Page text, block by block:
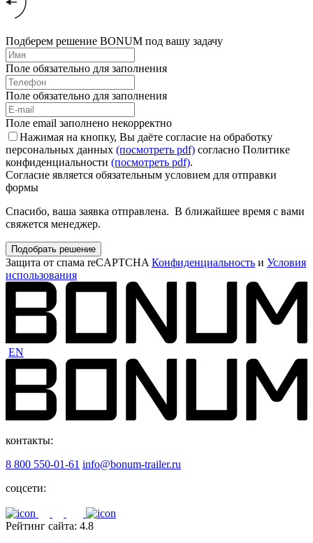
Подберем решение BONUM под вашу задачу
Поле обязательно для заполнения
Поле обязательно для заполнения
Поле email заполнено некорректно
Нажимая на кнопку, Вы даёте согласие на обработку
персональных данных (посмотреть pdf) согласно Политике
конфиденциальности (посмотреть pdf).
Согласие является обязательным условием для отправки
формы
Спасибо, ваша заявка отправлена. В ближайшее время с вами
свяжется менеджер.
Подобрать решение
Защита от спама reCAPTCHA Конфиденциальность и Условия
использования
EN
контакты:
8 800 550-01-61 info@bonum-trailer.ru
соцсети:
Рейтинг сайта: 4.8